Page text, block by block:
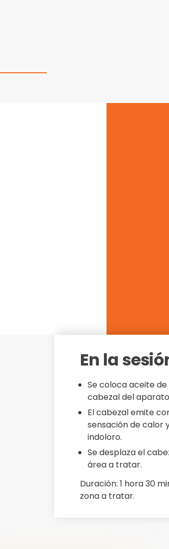
En la
Se coloca aceite
cabezal del
El cabezal emite
sensación de calor
indoloro.
Se desplaza el
área a tratar.
Duración: 1 hora 30
zona a tratar.